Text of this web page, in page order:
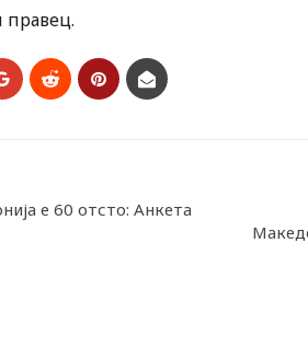
правец.
е 60 отсто: Анкета